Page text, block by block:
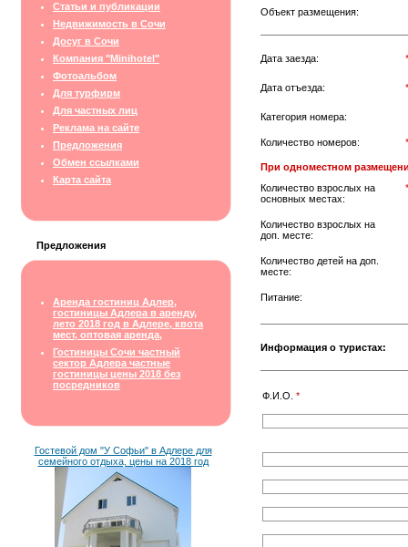
Статьи и публикации
Недвижимость в Сочи
Досуг в Сочи
Компания "Minihotel"
Фотоальбом
Для турфирм
Для частных лиц
Реклама на сайте
Предложения
Обмен ссылками
Карта сайта
Предложения
Аренда гостиниц Адлер,
гостиницы Адлера в аренду,
лето 2018 год в Адлере, квота
мест, оптовая аренда,
Гостиницы Сочи частный
сектор Адлера частные
гостиницы цены 2018 без
посредников
Гостевой дом "У Софьи" в Адлере для
семейного отдыха, цены на 2018 год
Объект размещения:
Дата заезда: *
Дата отъезда: *
Категория номера:
Количество номеров: *
При одноместном
Количество взрослых на
основных местах:
*
Количество взрослых на
доп. месте:
Количество детей на доп.
месте:
Питание:
Информация о туристах:
Ф.И.О. *